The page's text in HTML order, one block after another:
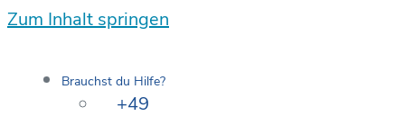
Zum Inhalt springen
Brauchst du Hilfe?
+49